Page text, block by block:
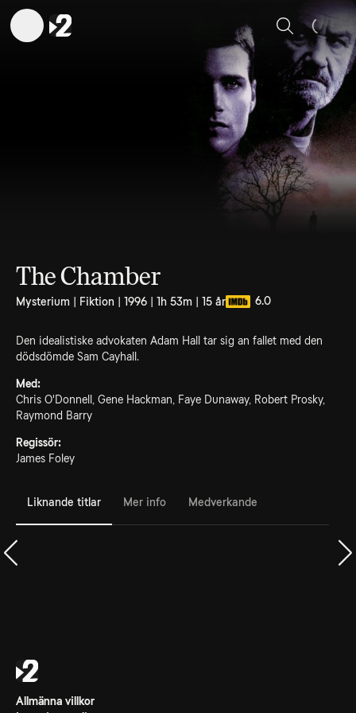
Sök
The Chamber
Mysterium | Fiktion | 1996 | 1h 53m | 15 år 6.0
Den idealistiske advokaten Adam Hall tar sig an fallet med den
dödsdömde Sam Cayhall.
Med:
Chris O'Donnell, Gene Hackman, Faye Dunaway, Robert Prosky,
Raymond Barry
Regissör:
James Foley
Liknande titlar Mer info Medverkande
Allmänna villkor